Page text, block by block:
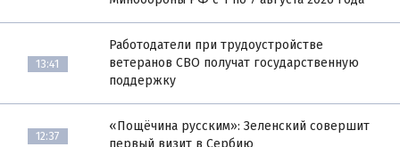
13:41
Работодатели при трудоустройстве
ветеранов СВО получат государственную
поддержку
12:37
«Пощёчина русским»: Зеленский совершит
первый визит в Сербию